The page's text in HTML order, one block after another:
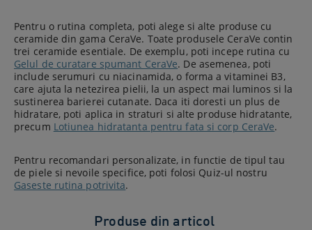
Pentru o rutina completa, poti alege si alte produse cu
ceramide din gama CeraVe. Toate produsele CeraVe contin
trei ceramide esentiale. De exemplu, poti incepe rutina cu
Gelul de curatare spumant CeraVe. De asemenea, poti
include serumuri cu niacinamida, o forma a vitaminei B3,
care ajuta la netezirea pielii, la un aspect mai luminos si la
sustinerea barierei cutanate. Daca iti doresti un plus de
hidratare, poti aplica in straturi si alte produse hidratante,
precum Lotiunea hidratanta pentru fata si corp CeraVe.
Pentru recomandari personalizate, in functie de tipul tau
de piele si nevoile specifice, poti folosi Quiz-ul nostru
Gaseste rutina potrivita.
Produse din articol